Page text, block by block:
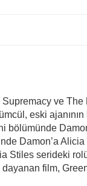
ve
eski
bölümünde
Damon’a
Stiles serideki
film,